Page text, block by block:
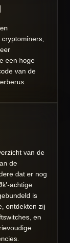
een hoge
van de
van de
de
dat er nog
achtige
is
ontdekten zij
en